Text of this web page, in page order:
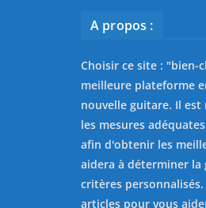
A propos :
Choisir ce site : "bien-
meilleure plateforme
nouvelle guitare. Il
les mesures
afin d'obtenir les
aidera à déterminer la
critères personnalisés.
articles pour vous